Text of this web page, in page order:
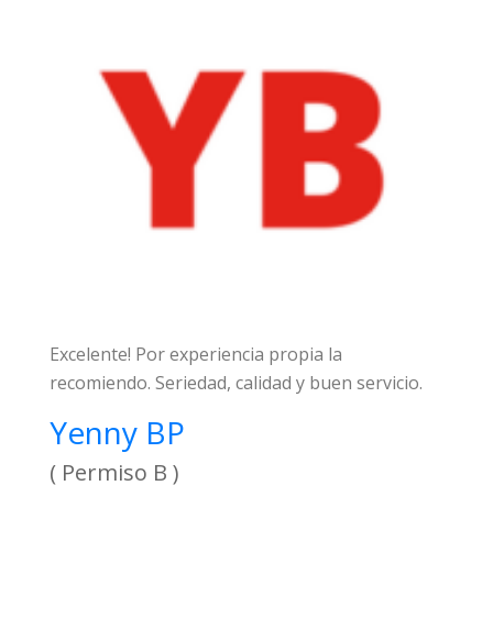
Excelente! Por experiencia propia la
recomiendo. Seriedad, calidad y buen servicio.
Yenny BP
( Permiso B )